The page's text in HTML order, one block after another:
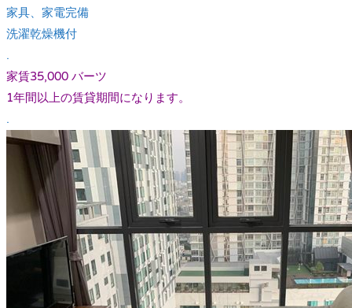
家具、家電完備
洗濯乾燥機付
.
家賃35,000 バーツ
1年間以上の賃貸期間になります。
.